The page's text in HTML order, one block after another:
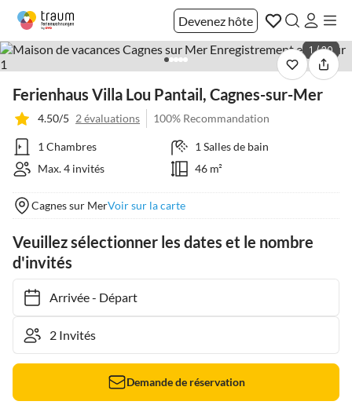
Devenez hôte
1 / 20
Ferienhaus Villa Lou Pantail, Cagnes-sur-Mer
4.50/5 2 évaluations 100% Recommandation
1 Chambres
1 Salles de bain
Max. 4 invités
46 m²
Cagnes sur MerVoir sur la carte
Veuillez sélectionner les dates et le nombre
d'invités
Arrivée- Départ
Demande de réservation